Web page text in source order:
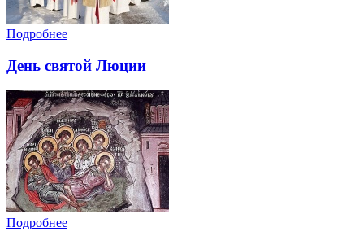
Подробнее
День святой Люции
Подробнее